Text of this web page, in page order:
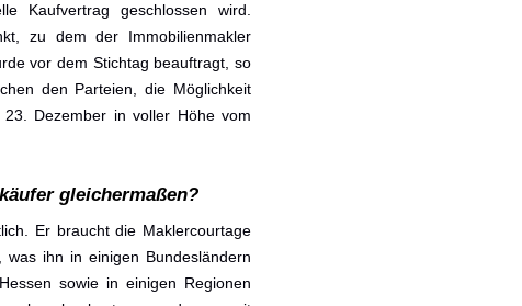
Kaufvertrag geschlossen wird.
zu dem der Immobilienmakler
vor dem Stichtag beauftragt, so
den Parteien, die Möglichkeit
Dezember in voller Höhe vom
gleichermaßen?
Er braucht die Maklercourtage
ihn in einigen Bundesländern
sowie in einigen Regionen